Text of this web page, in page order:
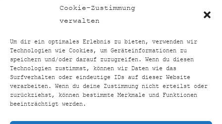
Cookie-Zustimmung
verwalten
Um dir ein optimales Erlebnis zu bieten, verwenden wir
Technologien wie Cookies, um Geräteinformationen zu
speichern und/oder darauf zuzugreifen. Wenn du diesen
Technologien zustimmst, können wir Daten wie das
Surfverhalten oder eindeutige IDs auf dieser Website
verarbeiten. Wenn du deine Zustimmung nicht erteilst oder
zurückziehst, können bestimmte Merkmale und Funktionen
beeinträchtigt werden.
TOP24VERGLEICH
HOME SHOP KONTAKT
IMPRESSUM
DATENSCHUTZERKLÄRUNG
COOKIE-RICHTLINIE (EU)
©TOP24VERGLEICH